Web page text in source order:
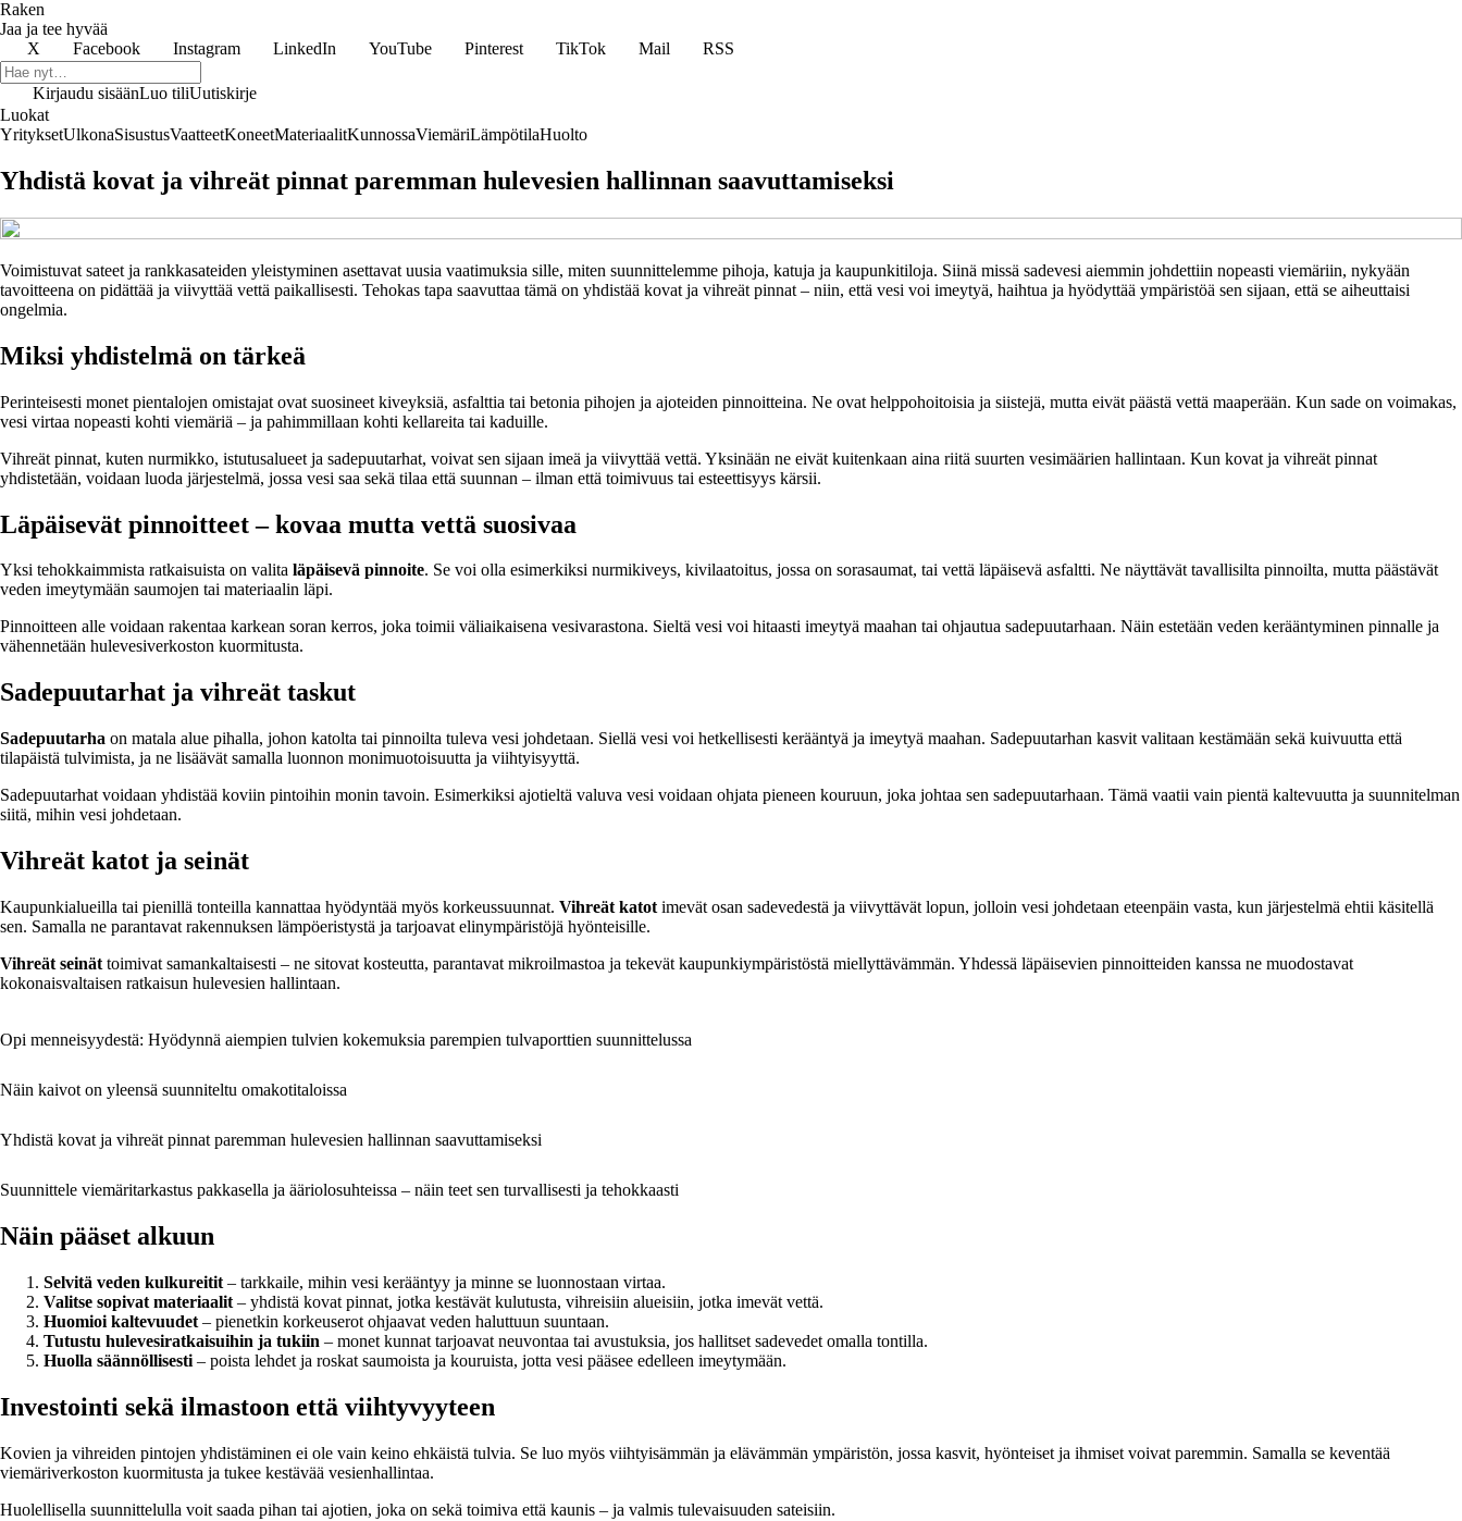
Raken
Jaa ja tee hyvää
X
Facebook Instagram LinkedIn YouTube Pinterest TikTok Mail RSS
Kirjaudu sisäänLuo tiliUutiskirje
Luokat
YrityksetUlkonaSisustusVaatteetKoneetMateriaalitKunnossaViemäriLämpötilaHuolto
Yhdistä kovat ja vihreät pinnat paremman hulevesien hallinnan saavuttamiseksi
Voimistuvat sateet ja rankkasateiden yleistyminen asettavat uusia vaatimuksia sille, miten suunnittelemme pihoja, katuja ja kaupunkitiloja. Siinä missä sadevesi aiemmin johdettiin nopeasti viemäriin, nykyään
tavoitteena on pidättää ja viivyttää vettä paikallisesti. Tehokas tapa saavuttaa tämä on yhdistää kovat ja vihreät pinnat – niin, että vesi voi imeytyä, haihtua ja hyödyttää ympäristöä sen sijaan, että se aiheuttaisi
ongelmia.
Miksi yhdistelmä on tärkeä
Perinteisesti monet pientalojen omistajat ovat suosineet kiveyksiä, asfalttia tai betonia pihojen ja ajoteiden pinnoitteina. Ne ovat helppohoitoisia ja siistejä, mutta eivät päästä vettä maaperään. Kun sade on voimakas,
vesi virtaa nopeasti kohti viemäriä – ja pahimmillaan kohti kellareita tai kaduille.
Vihreät pinnat, kuten nurmikko, istutusalueet ja sadepuutarhat, voivat sen sijaan imeä ja viivyttää vettä. Yksinään ne eivät kuitenkaan aina riitä suurten vesimäärien hallintaan. Kun kovat ja vihreät pinnat
yhdistetään, voidaan luoda järjestelmä, jossa vesi saa sekä tilaa että suunnan – ilman että toimivuus tai esteettisyys kärsii.
Läpäisevät pinnoitteet – kovaa mutta vettä suosivaa
Yksi tehokkaimmista ratkaisuista on valita läpäisevä pinnoite. Se voi olla esimerkiksi nurmikiveys, kivilaatoitus, jossa on sorasaumat, tai vettä läpäisevä asfaltti. Ne näyttävät tavallisilta pinnoilta, mutta päästävät
veden imeytymään saumojen tai materiaalin läpi.
Pinnoitteen alle voidaan rakentaa karkean soran kerros, joka toimii väliaikaisena vesivarastona. Sieltä vesi voi hitaasti imeytyä maahan tai ohjautua sadepuutarhaan. Näin estetään veden kerääntyminen pinnalle ja
vähennetään hulevesiverkoston kuormitusta.
Sadepuutarhat ja vihreät taskut
Sadepuutarha on matala alue pihalla, johon katolta tai pinnoilta tuleva vesi johdetaan. Siellä vesi voi hetkellisesti kerääntyä ja imeytyä maahan. Sadepuutarhan kasvit valitaan kestämään sekä kuivuutta että
tilapäistä tulvimista, ja ne lisäävät samalla luonnon monimuotoisuutta ja viihtyisyyttä.
Sadepuutarhat voidaan yhdistää koviin pintoihin monin tavoin. Esimerkiksi ajotieltä valuva vesi voidaan ohjata pieneen kouruun, joka johtaa sen sadepuutarhaan. Tämä vaatii vain pientä kaltevuutta ja suunnitelman
siitä, mihin vesi johdetaan.
Vihreät katot ja seinät
Kaupunkialueilla tai pienillä tonteilla kannattaa hyödyntää myös korkeussuunnat. Vihreät katot imevät osan sadevedestä ja viivyttävät lopun, jolloin vesi johdetaan eteenpäin vasta, kun järjestelmä ehtii käsitellä
sen. Samalla ne parantavat rakennuksen lämpöeristystä ja tarjoavat elinympäristöjä hyönteisille.
Vihreät seinät toimivat samankaltaisesti – ne sitovat kosteutta, parantavat mikroilmastoa ja tekevät kaupunkiympäristöstä miellyttävämmän. Yhdessä läpäisevien pinnoitteiden kanssa ne muodostavat
kokonaisvaltaisen ratkaisun hulevesien hallintaan.
Opi menneisyydestä: Hyödynnä aiempien tulvien kokemuksia parempien tulvaporttien suunnittelussa
Näin kaivot on yleensä suunniteltu omakotitaloissa
Yhdistä kovat ja vihreät pinnat paremman hulevesien hallinnan saavuttamiseksi
Suunnittele viemäritarkastus pakkasella ja ääriolosuhteissa – näin teet sen turvallisesti ja tehokkaasti
Näin pääset alkuun
Selvitä veden kulkureitit – tarkkaile, mihin vesi kerääntyy ja minne se luonnostaan virtaa.
Valitse sopivat materiaalit – yhdistä kovat pinnat, jotka kestävät kulutusta, vihreisiin alueisiin, jotka imevät vettä.
Huomioi kaltevuudet – pienetkin korkeuserot ohjaavat veden haluttuun suuntaan.
Tutustu hulevesiratkaisuihin ja tukiin – monet kunnat tarjoavat neuvontaa tai avustuksia, jos hallitset sadevedet omalla tontilla.
Huolla säännöllisesti – poista lehdet ja roskat saumoista ja kouruista, jotta vesi pääsee edelleen imeytymään.
Investointi sekä ilmastoon että viihtyvyyteen
Kovien ja vihreiden pintojen yhdistäminen ei ole vain keino ehkäistä tulvia. Se luo myös viihtyisämmän ja elävämmän ympäristön, jossa kasvit, hyönteiset ja ihmiset voivat paremmin. Samalla se keventää
viemäriverkoston kuormitusta ja tukee kestävää vesienhallintaa.
Huolellisella suunnittelulla voit saada pihan tai ajotien, joka on sekä toimiva että kaunis – ja valmis tulevaisuuden sateisiin.